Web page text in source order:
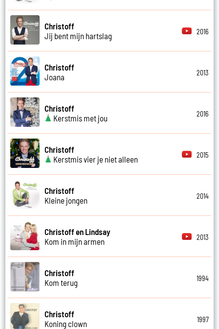
Christoff
Jij bent mijn hartslag
2016
Christoff
Joana
2013
Christoff
Kerstmis met jou
2016
Christoff
Kerstmis vier je niet alleen
2015
Christoff
Kleine jongen
2014
Christoff en Lindsay
Kom in mijn armen
2013
Christoff
Kom terug
1994
Christoff
Koning clown
1997